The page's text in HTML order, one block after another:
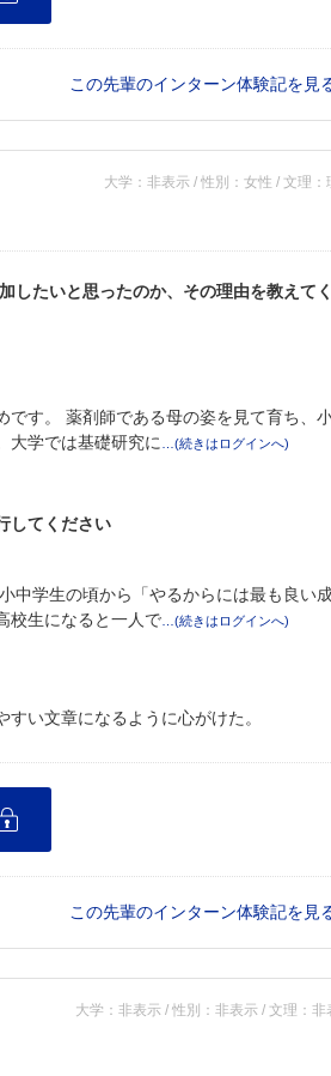
この先輩のインターン体験記を見
大学：非表示 / 性別：女性 / 文理：
したいと思ったのか、その理由を教えて
す。 薬剤師である母の姿を見て育ち、
大学では基礎研究に
してください
中学生の頃から「やるからには最も良い
校生になると一人で
い文章になるように心がけた。
この先輩のインターン体験記を見
大学：非表示 / 性別：非表示 / 文理：非